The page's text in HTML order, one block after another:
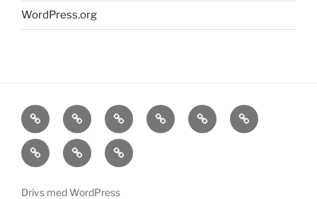
WordPress.org
Hem
Om
Det
goda
livet
Stora
Sätra
VallbackNynäs Borgis
Vasa Polhem Kontakta
oss
Drivs med WordPress